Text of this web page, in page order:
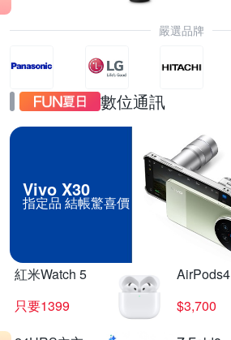
嚴選品牌
數位通訊
Vivo X30
指定品 結帳驚喜價
紅米Watch 5
只要1399
AirPods4
$3,700